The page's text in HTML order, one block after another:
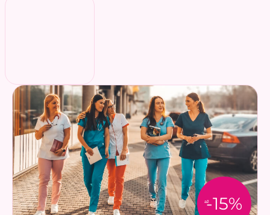
až-15%